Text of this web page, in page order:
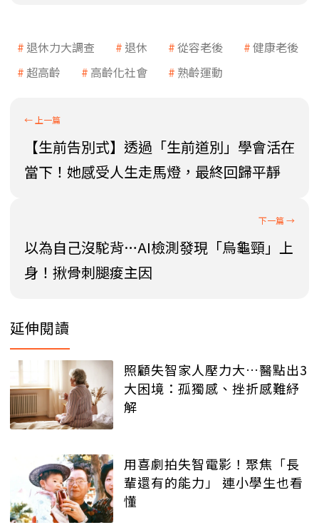
退休力大調查 退休 從容老後
健康老後
超高齡
高齡化社會 熟齡運動
【生前告別式】透過「生前道別」學會活在
當下！她感受人生走馬燈，最終回歸平靜
以為自己沒駝背…AI檢測發現「烏龜頸」上
身！揪骨刺腿痠主因
延伸閱讀
照顧失智家人壓力大…醫點出3
大困境：孤獨感、挫折感難紓
解
用喜劇拍失智電影！聚焦「長
輩還有的能力」 連小學生也看
懂